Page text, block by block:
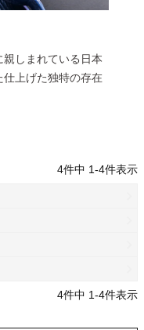
親しまれている日本
上げた独特の存在
4件中 1-4件表示
4件中 1-4件表示